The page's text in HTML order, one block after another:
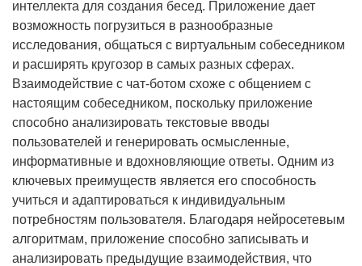
интеллекта для создания бесед. Приложение дает
возможность погрузиться в разнообразные
исследования, общаться с виртуальным собеседником
и расширять кругозор в самых разных сферах.
Взаимодействие с чат-ботом схоже с общением с
настоящим собеседником, поскольку приложение
способно анализировать текстовые вводы
пользователей и генерировать осмысленные,
информативные и вдохновляющие ответы. Одним из
ключевых преимуществ является его способность
учиться и адаптироваться к индивидуальным
потребностям пользователя. Благодаря нейросетевым
алгоритмам, приложение способно записывать и
анализировать предыдущие взаимодействия, что